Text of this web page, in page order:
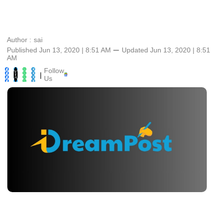
Author : sai
Published Jun 13, 2020 | 8:51 AM ⚊ Updated Jun 13, 2020 | 8:51
AM
| Follow
Us